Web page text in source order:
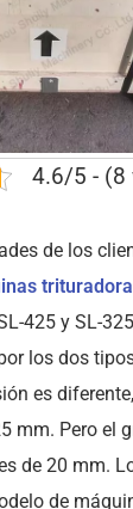
4.6/5 - (8
de los
425 y SL-
los dos
es
mm. Pero el
de 20 mm.
de